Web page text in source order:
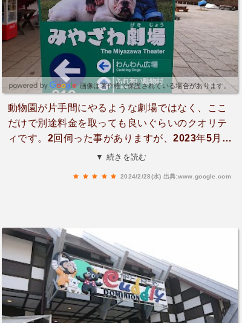
画像は著作権で保護されている場合があります。
動物園が片手間にやるような劇場ではなく、ここ
だけで別途料金を取っても良いぐらいのクオリテ
ィです。2回伺った事がありますが、2023年5月の
公演は腹を抱えて笑いました。2歳の子供も食い
▼ 続きを読む
2024/2/28(水) 出典:www.google.com